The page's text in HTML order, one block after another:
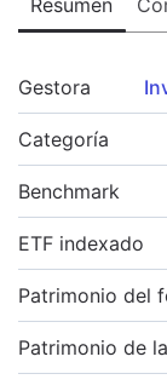
Gestora
Categoría
Benchmark
ETF indexado
Patrimonio del
Patrimonio de